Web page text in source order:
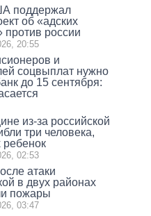
поддержал
об «адских
против россии
20:55
и
соцвыплат нужно
до 15 сентября:
из-за российской
три человека,
ребенок
02:53
атаки
в двух районах
пожары
03:47